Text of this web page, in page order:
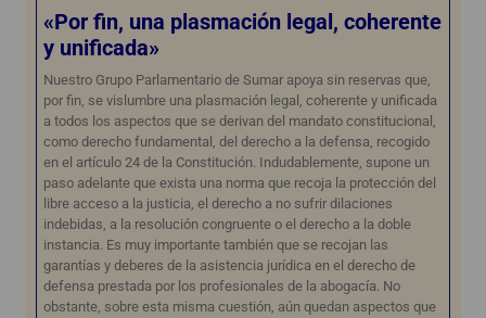
«Por fin, una plasmación legal, coherente
y unificada»
Nuestro Grupo Parlamentario de Sumar apoya sin reservas que,
por fin, se vislumbre una plasmación legal, coherente y unificada
a todos los aspectos que se derivan del mandato constitucional,
como derecho fundamental, del derecho a la defensa, recogido
en el artículo 24 de la Constitución. Indudablemente, supone un
paso adelante que exista una norma que recoja la protección del
libre acceso a la justicia, el derecho a no sufrir dilaciones
indebidas, a la resolución congruente o el derecho a la doble
instancia. Es muy importante también que se recojan las
garantías y deberes de la asistencia jurídica en el derecho de
defensa prestada por los profesionales de la abogacía. No
obstante, sobre esta misma cuestión, aún quedan aspectos que